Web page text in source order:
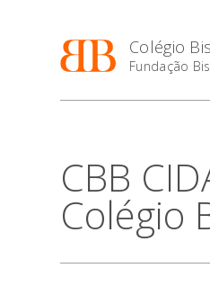
Colégio
Fundação
CBB
Colégio